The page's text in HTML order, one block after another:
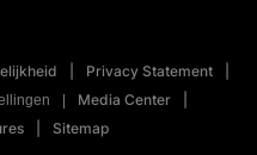
Privacy Statement
Media Center
Sitemap